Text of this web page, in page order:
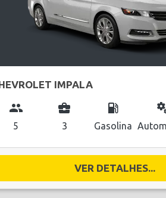
IMPALA
group
5
business_center
3
local_gas_station
Gasolina
VER DETALHES...